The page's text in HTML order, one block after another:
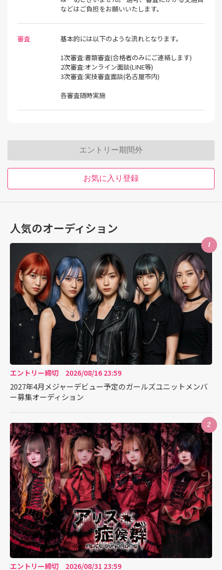
などはご負担をお願いいたします。
審査
基本的には以下のような流れとなります。
1次審査:書類審査(合格者のみにご連絡します)
2次審査:オンライン面談(LINE等)
3次審査:実技審査面談(名古屋市内)
各審査随時実施
エントリー期間外
お気に入り登録
人気のオーディション
1
エントリー締切 2026/08/16 23:59
2027年4月メジャーデビュー予定のガールズユニットメンバ
ー募集オーディション
2
エントリー締切 2026/08/31 23:59